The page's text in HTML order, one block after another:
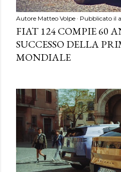
Autore Matteo Volpe Pubblicato il
FIAT 124 COMPIE 60
SUCCESSO DELLA
MONDIALE